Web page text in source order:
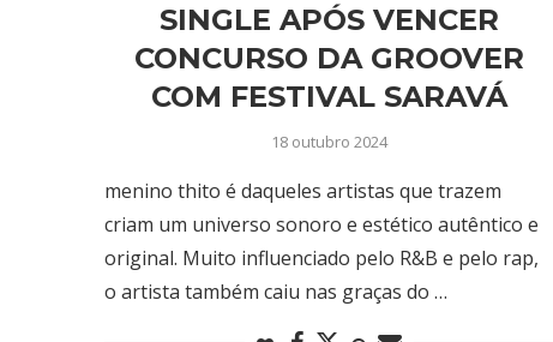
SINGLE APÓS VENCER
CONCURSO DA GROOVER
COM FESTIVAL SARAVÁ
18 outubro 2024
menino thito é daqueles artistas que trazem
criam um universo sonoro e estético autêntico e
original. Muito influenciado pelo R&B e pelo rap,
o artista também caiu nas graças do …